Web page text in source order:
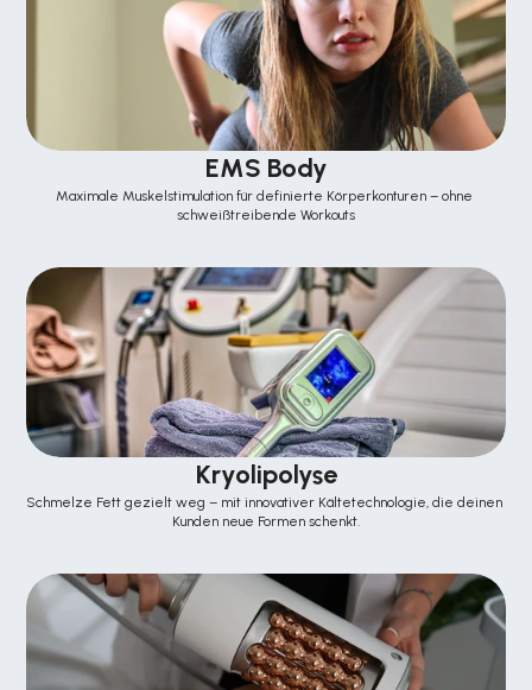
EMS Body
Maximale Muskelstimulation für definierte Körperkonturen – ohne
schweißtreibende Workouts
Kryolipolyse
Schmelze Fett gezielt weg – mit innovativer Kältetechnologie, die deinen
Kunden neue Formen schenkt.